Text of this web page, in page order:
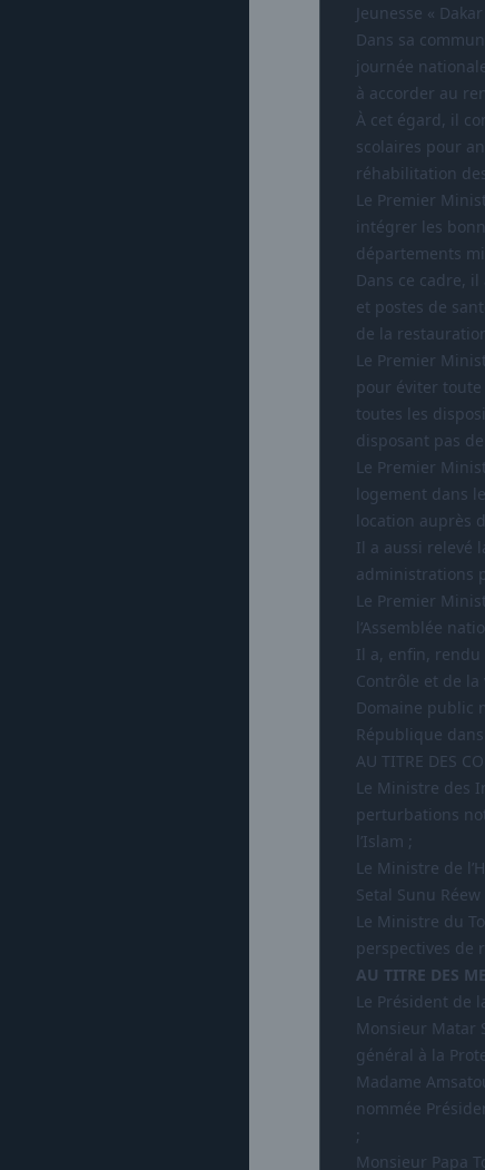
Jeunesse «
Dans sa
journée
à accorder au
À cet égard, il
scolaires pour
réhabilitation
Le Premier
intégrer les
départements
Dans ce cadre,
et postes de
de la
Le Premier
pour éviter
toutes les
disposant pas de
Le Premier
logement dans
location auprès
Il a aussi relevé
administrations
Le Premier
l’Assemblée
Il a, enfin, rendu
Contrôle et de
Domaine public
République
AU TITRE DES
Le Ministre
perturbations
l’Islam ;
Le Ministre de
Setal Sunu
Le Ministre du
perspectives de
AU TITRE DES
Le Président
Monsieur Matar
général à la
Madame
nommée
;
Monsieur Papa